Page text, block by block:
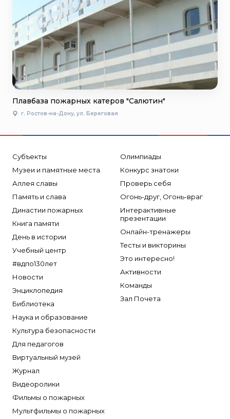
Плавбаза пожарных катеров "Салютин"
г. Ростов-на-Дону, ул. Береговая
Субъекты
Музеи и памятные места
Аллея славы
Память и слава
Династии пожарных
Книга памяти
День в истории
Учебный центр
#вдпо130лет
Новости
Энциклопедия
Библиотека
Наука и образование
Культура безопасности
Для педагогов
Виртуальный музей
Журнал
Видеоролики
Фильмы о пожарных
Мультфильмы о пожарных
Олимпиады
Конкурс знатоки
Проверь себя
Огонь-друг, Огонь-враг
Интерактивные
презентации
Онлайн-тренажеры
Тесты и викторины
Это интересно!
Активности
Команды
Зал Почета